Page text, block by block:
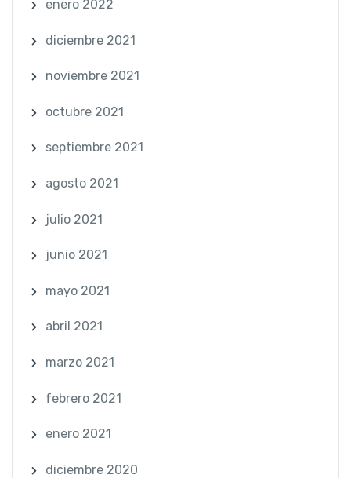
enero 2022
diciembre 2021
noviembre 2021
octubre 2021
septiembre 2021
agosto 2021
julio 2021
junio 2021
mayo 2021
abril 2021
marzo 2021
febrero 2021
enero 2021
diciembre 2020